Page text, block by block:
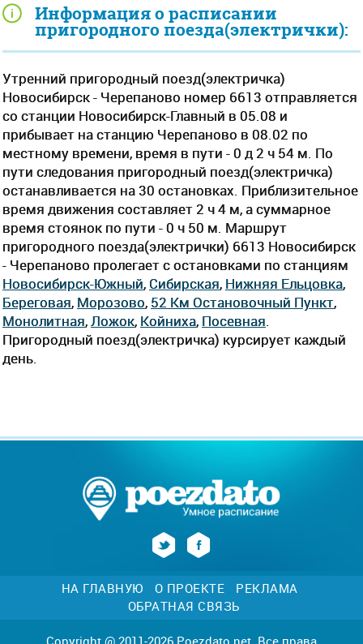
Информация о расписании
пригородного поезда(электрички):
Утренний пригородный поезд(электричка)
Новосибирск - Черепаново номер 6613 отправляется
со станции Новосибирск-Главный в 05.08 и
прибывает на станцию Черепаново в 08.02 по
местному времени, время в пути - 0 д 2 ч 54 м. По
пути следования пригородный поезд(электричка)
останавливается на 30 остановках. Приблизительное
время движения составляет 2 ч 4 м, а суммарное
время стоянок по пути - 0 ч 50 м. Маршрут
пригородного поезда(электрички) 6613 Новосибирск
- Черепаново пролегает c остановками по станциям
Новосибирск-Южный, Сибирская, Нижняя Ельцовка,
Береговая, Морозово, 52 Км Остановочный Пункт,
Монолитная, Ложок, Койниха, Посевная
Пригородный поезд(электричка) курсирует каждый
день.
НА ГЛАВНУЮ О ПРОЕКТЕ
РЕКЛАМА
ОБРАТНАЯ СВЯЗЬ